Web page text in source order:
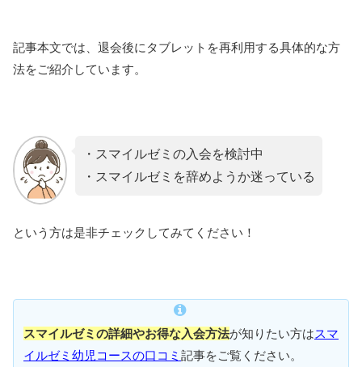
記事本文では、退会後にタブレットを再利用する具体的な方
法をご紹介しています。
・スマイルゼミの入会を検討中
・スマイルゼミを辞めようか迷っている
という方は是非チェックしてみてください！
スマイルゼミの詳細やお得な入会方法が知りたい方はスマ
イルゼミ幼児コースの口コミ 記事をご覧ください。